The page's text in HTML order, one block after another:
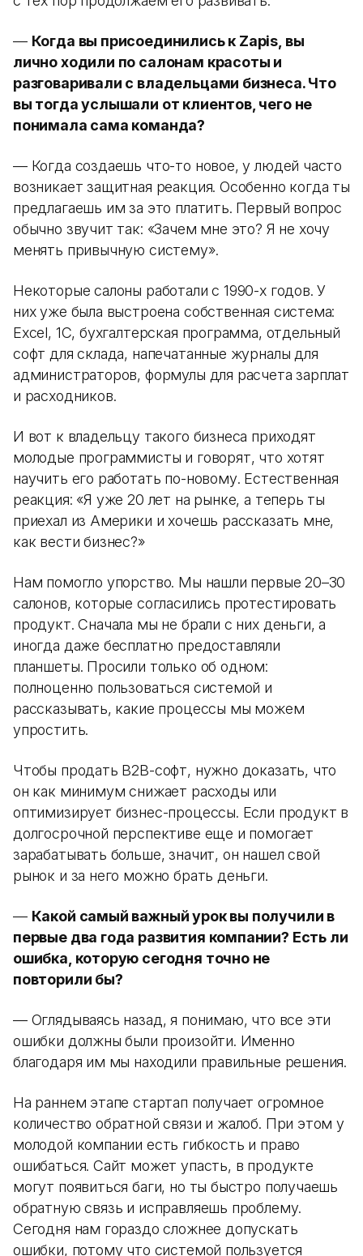
— Когда вы присоединились к Zapis, вы
лично ходили по салонам красоты и
разговаривали с владельцами бизнеса. Что
вы тогда услышали от клиентов, чего не
понимала сама команда?
— Когда создаешь что-то новое, у людей часто
возникает защитная реакция. Особенно когда ты
предлагаешь им за это платить. Первый вопрос
обычно звучит так: «Зачем мне это? Я не хочу
менять привычную систему».
Некоторые салоны работали с 1990-х годов. У
них уже была выстроена собственная система:
Excel, 1С, бухгалтерская программа, отдельный
софт для склада, напечатанные журналы для
администраторов, формулы для расчета зарплат
и расходников.
И вот к владельцу такого бизнеса приходят
молодые программисты и говорят, что хотят
научить его работать по-новому. Естественная
реакция: «Я уже 20 лет на рынке, а теперь ты
приехал из Америки и хочешь рассказать мне,
как вести бизнес?»
Нам помогло упорство. Мы нашли первые 20–30
салонов, которые согласились протестировать
продукт. Сначала мы не брали с них деньги, а
иногда даже бесплатно предоставляли
планшеты. Просили только об одном:
полноценно пользоваться системой и
рассказывать, какие процессы мы можем
упростить.
Чтобы продать B2B-софт, нужно доказать, что
он как минимум снижает расходы или
оптимизирует бизнес-процессы. Если продукт в
долгосрочной перспективе еще и помогает
зарабатывать больше, значит, он нашел свой
рынок и за него можно брать деньги.
— Какой самый важный урок вы получили в
первые два года развития компании? Есть ли
ошибка, которую сегодня точно не
повторили бы?
— Оглядываясь назад, я понимаю, что все эти
ошибки должны были произойти. Именно
благодаря им мы находили правильные решения.
На раннем этапе стартап получает огромное
количество обратной связи и жалоб. При этом у
молодой компании есть гибкость и право
ошибаться. Сайт может упасть, в продукте
могут появиться баги, но ты быстро получаешь
обратную связь и исправляешь проблему.
Сегодня нам гораздо сложнее допускать
ошибки, потому что системой пользуется